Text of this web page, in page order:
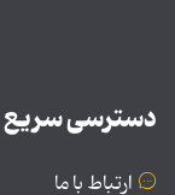
دسترسی سریع
ارتباط با ما